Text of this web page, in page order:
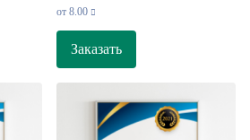
от 8.00
Заказать